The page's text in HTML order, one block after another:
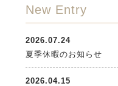
New Entry
2026.07.24
夏季休暇のお知らせ
2026.04.15